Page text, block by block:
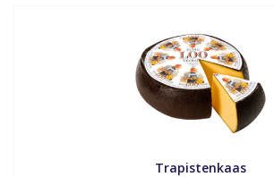
Trapistenkaas